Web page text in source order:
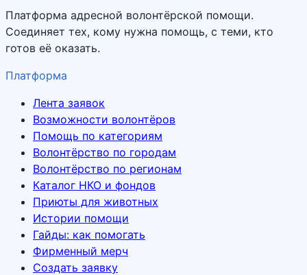
Платформа адресной волонтёрской помощи.
Соединяет тех, кому нужна помощь, с теми, кто
готов её оказать.
Платформа
Лента заявок
Возможности волонтёров
Помощь по категориям
Волонтёрство по городам
Волонтёрство по регионам
Каталог НКО и фондов
Приюты для животных
Истории помощи
Гайды: как помогать
Фирменный мерч
Создать заявку